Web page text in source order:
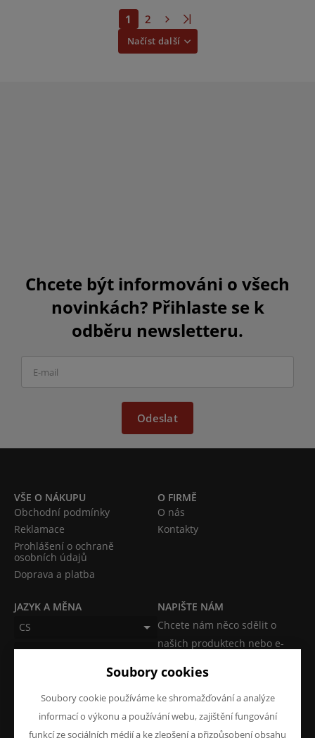
Načíst další
1 2
Chcete být informováni o všech
novinkách? Přihlaste se k
odběru newsletteru.
Odeslat
VŠE O NÁKUPU
Obchodní podmínky
Reklamace
Prohlášení o ochraně
osobních údajů
Doprava a platba
O FIRMĚ
O nás
Kontakty
JAZYK A MĚNA
CS
CZK (Kč)
NAPIŠTE NÁM
Chcete nám něco sdělit o
našich produktech nebo e-
Soubory cookies
Soubory cookie používáme ke shromažďování a analýze
informací o výkonu a používání webu, zajištění fungování
funkcí ze sociálních médií a ke zlepšení a přizpůsobení obsahu